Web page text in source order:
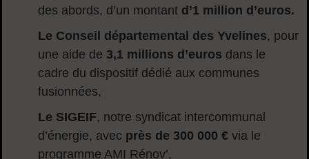
des abords, d’un montant d’1 million d’euros.
Le Conseil départemental des Yvelines, pour
une aide de 3,1 millions d’euros dans le
cadre du dispositif dédié aux communes
fusionnées,
Le SIGEIF, notre syndicat intercommunal
d’énergie, avec près de 300 000 € via le
programme AMI Rénov’,